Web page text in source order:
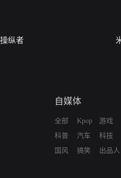
操纵者
自媒体
全部
科普
国风
Kpop
汽车
搞笑
游戏
科技
出品人